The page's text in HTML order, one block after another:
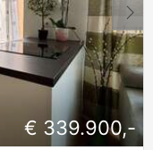
€ 339.900,-